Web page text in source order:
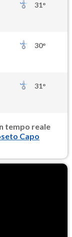
31°
30°
31°
tempo reale
Capo